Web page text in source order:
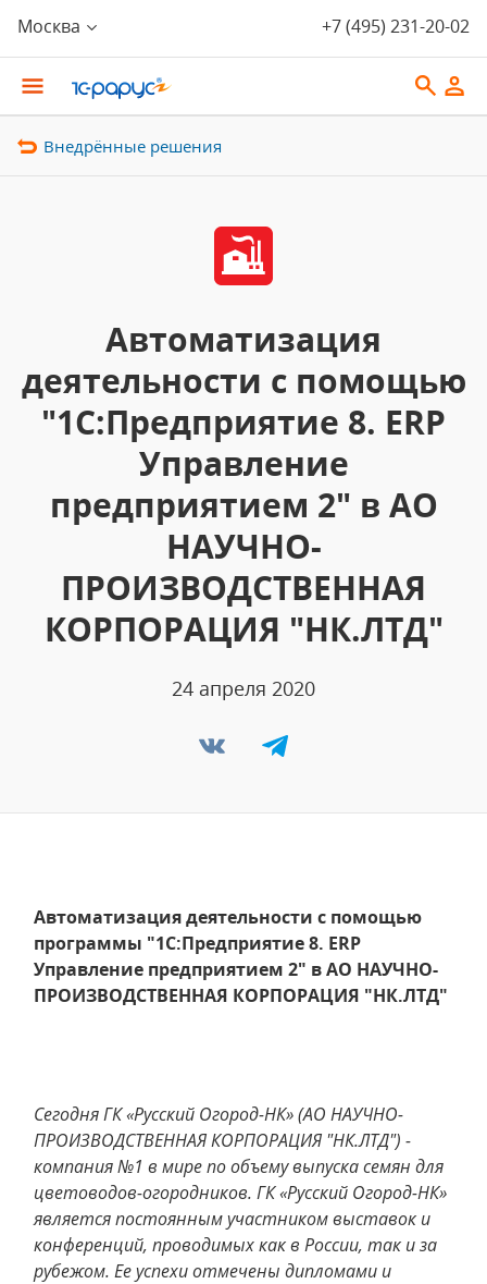
Москва +7 (495) 231-20-02
Внедрённые решения
Автоматизация
деятельности с помощью
"1С:Предприятие 8. ERP
Управление
предприятием 2" в АО
НАУЧНО-
ПРОИЗВОДСТВЕННАЯ
КОРПОРАЦИЯ "НК.ЛТД"
24 апреля 2020
Автоматизация деятельности с помощью
программы "1С:Предприятие 8. ERP
Управление предприятием 2" в АО НАУЧНО-
ПРОИЗВОДСТВЕННАЯ КОРПОРАЦИЯ "НК.ЛТД"
Сегодня ГК «Русский Огород-НК» (АО НАУЧНО-
ПРОИЗВОДСТВЕННАЯ КОРПОРАЦИЯ "НК.ЛТД") -
компания №1 в мире по объему выпуска семян для
цветоводов-огородников. ГК «Русский Огород-НК»
является постоянным участником выставок и
конференций, проводимых как в России, так и за
рубежом. Ее успехи отмечены дипломами и